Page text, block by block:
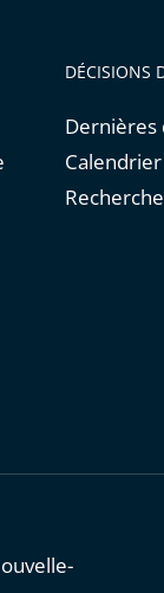
DÉCISIONS
Dernières